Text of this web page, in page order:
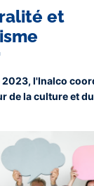
et
l'Inalco
de la culture et